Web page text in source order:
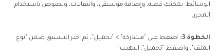
الوسائط. يمكنك قصه، وإضافة موسيقى، وانتقالات، ونصوص باستخدام
المحرر.
الخطوة 3:
اضغط على "مشاركة" > "تحميل"، ثم اختر التنسيق ضمن "نوع
الملف"، واضغط "تحميل". انتهيت!